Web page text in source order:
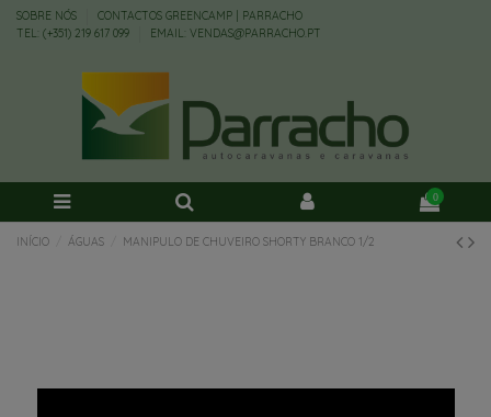
SOBRE NÓS
CONTACTOS GREENCAMP | PARRACHO
TEL: (+351) 219 617 099
EMAIL: VENDAS@PARRACHO.PT
0
INÍCIO ÁGUAS MANIPULO DE CHUVEIRO SHORTY BRANCO 1/2